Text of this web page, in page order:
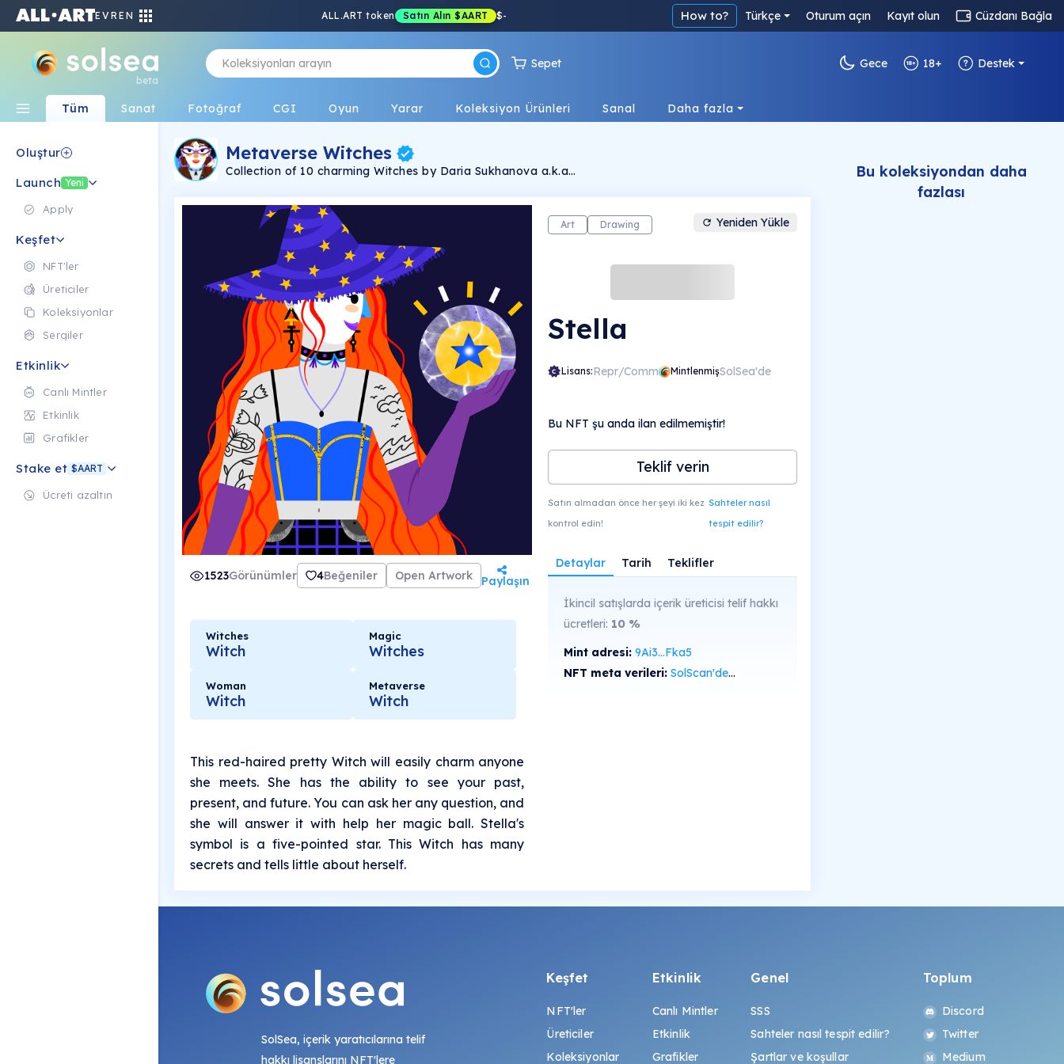
EVREN ALL.ART token Satın Alın $AART $- How to? Türkçe Oturum açın Kayıt olun Cüzdanı Bağla
beta
Sepet Gece 18+ Destek
Tüm Sanat Fotoğraf CGI Oyun Yarar Koleksiyon Ürünleri Sanal Daha fazla
Oluştur
Launch Yeni
Apply
Keşfet
NFT'ler
Üreticiler
Koleksiyonlar
Sergiler
Etkinlik
Canlı Mintler
Etkinlik
Grafikler
Stake et $AART
Ücreti azaltın
Metaverse Witches
Collection of 10 charming Witches by Daria Sukhanova a.k.a
each one is unique. I really think that every woman is a bit of a
witch.
1523Görünümler 4Beğeniler Open Artwork Paylaşın
Witches
Witch
Magic
Witches
Woman
Witch
Metaverse
Witch
This red-haired pretty Witch will easily charm anyone
she meets. She has the ability to see your past,
present, and future. You can ask her any question, and
she will answer it with help her magic ball. Stella's
symbol is a five-pointed star. This Witch has many
secrets and tells little about herself.
Art Drawing Yeniden Yükle
Stella
Lisans:Repr/Comm MintlenmişSolSea'de
Bu NFT şu anda ilan edilmemiştir!
Teklif verin
Satın almadan önce her şeyi iki kez
kontrol edin!
Sahteler nasıl
tespit edilir?
Detaylar Tarih Teklifler
İkincil satışlarda içerik üreticisi telif hakkı
ücretleri: 10 %
Mint adresi:9Ai3...Fka5
NFT meta verileri:SolScan'de görüntüle
Bu koleksiyondan daha
fazlası
SolSea, içerik yaratıcılarına telif
hakkı lisanslarını NFT'lere
Keşfet
NFT'ler
Üreticiler
Koleksiyonlar
Etkinlik
Canlı Mintler
Etkinlik
Grafikler
Genel
SSS
Sahteler nasıl tespit edilir?
Şartlar ve koşullar
Toplum
Discord
Twitter
Medium